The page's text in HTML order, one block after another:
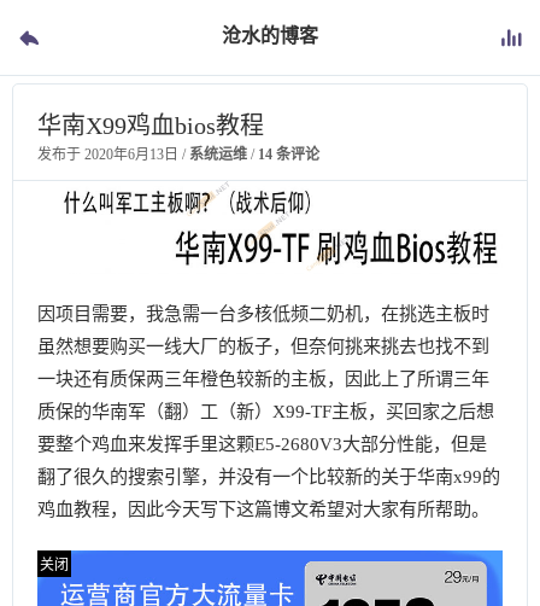
沧水的博客
华南X99鸡血bios教程
发布于 2020年6月13日 / 系统运维 / 14 条评论
因项目需要，我急需一台多核低频二奶机，在挑选主板时
虽然想要购买一线大厂的板子，但奈何挑来挑去也找不到
一块还有质保两三年橙色较新的主板，因此上了所谓三年
质保的华南军（翻）工（新）X99-TF主板，买回家之后想
要整个鸡血来发挥手里这颗E5-2680V3大部分性能，但是
翻了很久的搜索引擎，并没有一个比较新的关于华南x99的
鸡血教程，因此今天写下这篇博文希望对大家有所帮助。